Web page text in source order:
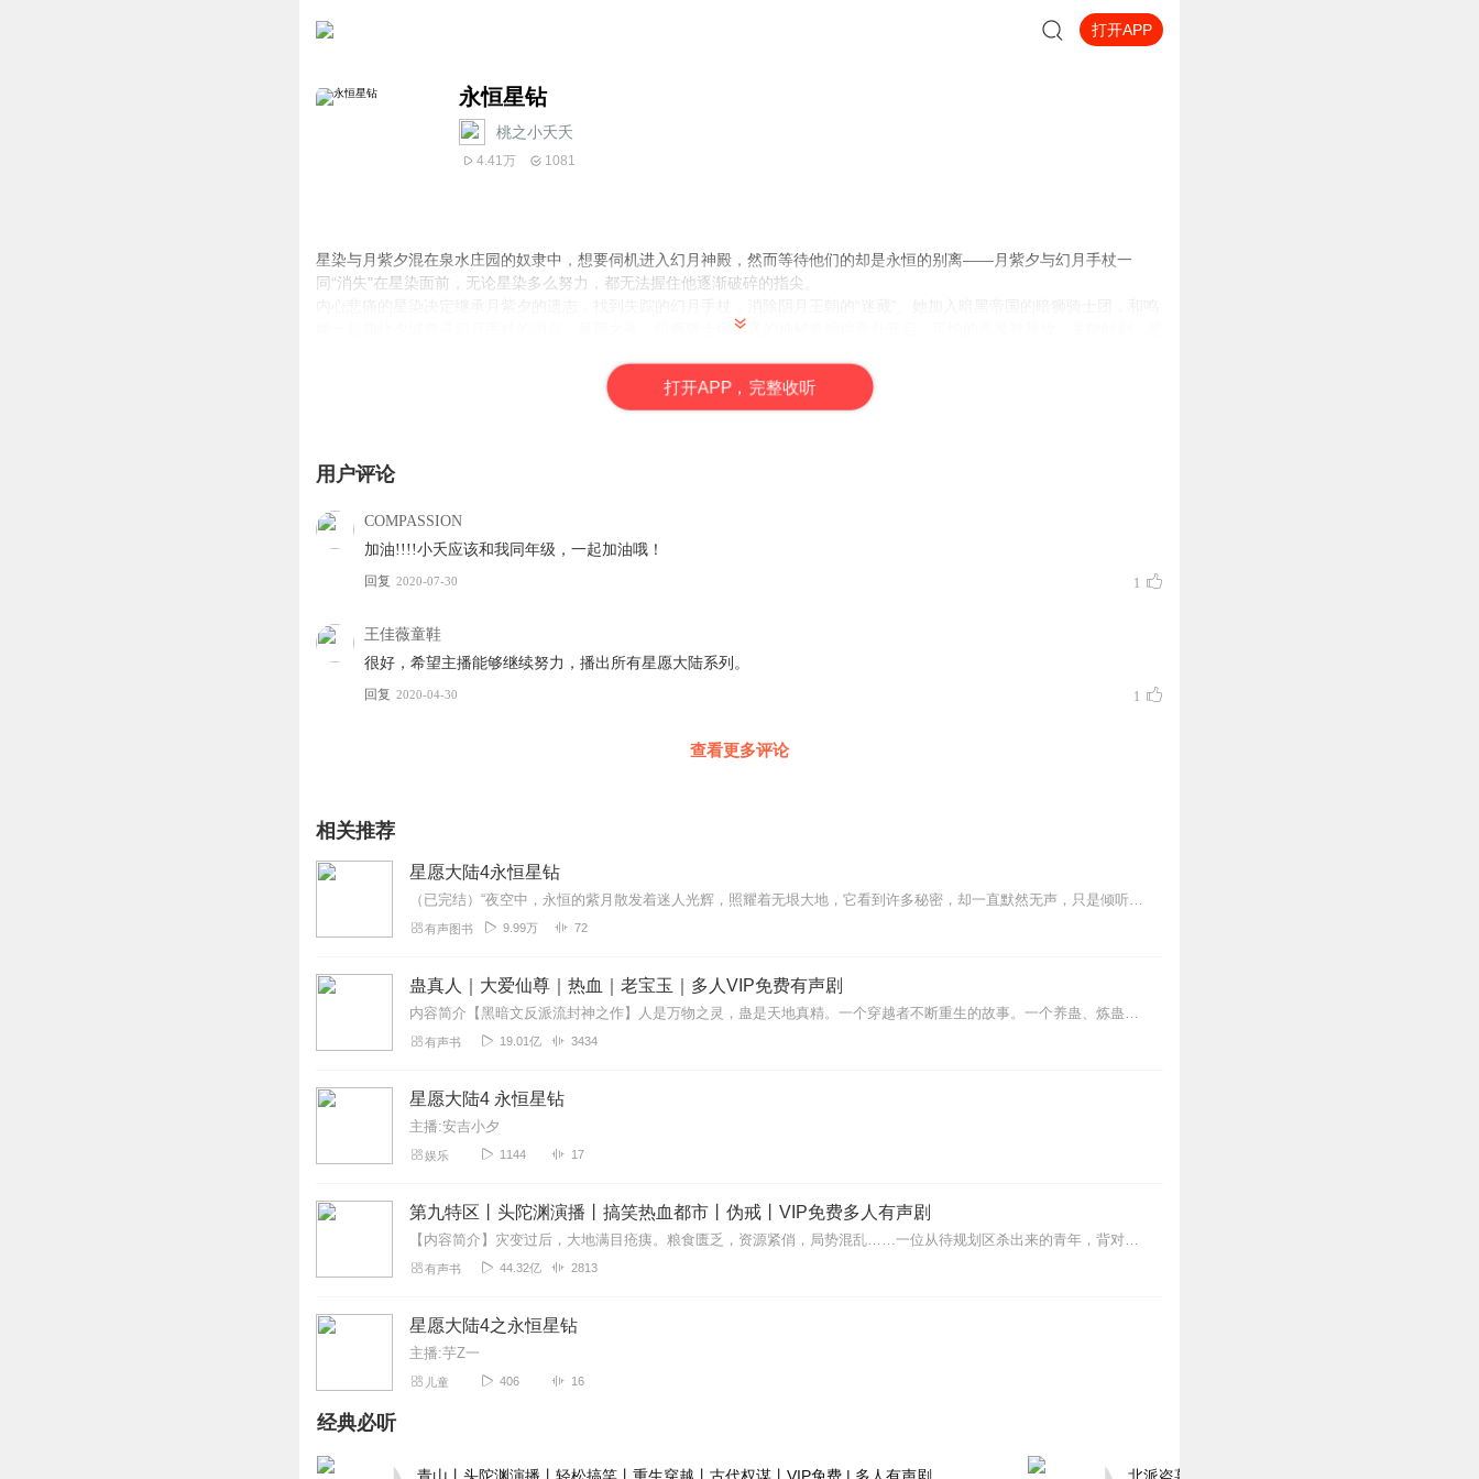
打开APP
永恒星钻
桃之小夭夭
4.41万 1081
星染与月紫夕混在泉水庄园的奴隶中，想要伺机进入幻月神殿，然而等待他们的却是永恒的别离——月紫夕与幻月手杖一
同“消失"在星染面前，无论星染多么努力，都无法握住他逐渐破碎的指尖。
幽一起前往夕城查寻幻月手杖的消息。暴雨之夜，暗狮骑士团运送的神秘青铜棺意外开启，可怕的恶魔被释放。关键时刻，星
神秘青铜棺原本是黑暗王子“夜”为父王准备的生辰贺礼，夜王子因此在整个暗黑帝国通缉星染，在每一座城市都贴出了星染的
画像。与此同时，陪伴在夜王子身边的深雪，发现这个冷酷的少年心中似乎一直在思念着什么......
打开APP，完整收听
用户评论
COMPASSION
加油!!!!小夭应该和我同年级，一起加油哦！
回复 2020-07-30 1
王佳薇童鞋
很好，希望主播能够继续努力，播出所有星愿大陆系列。
回复 2020-04-30 1
查看更多评论
相关推荐
星愿大陆4永恒星钻
（已完结）“夜空中，永恒的紫月散发着迷人光辉，照耀着无垠大地，它看到许多秘密，却一直默然无声，只是倾听着星辰们的梦呓。”
有声图书 9.99万 72
蛊真人｜大爱仙尊｜热血｜老宝玉｜多人VIP免费有声剧
内容简介【黑暗文反派流封神之作】人是万物之灵，蛊是天地真精。一个穿越者不断重生的故事。一个养蛊、炼蛊、用蛊的奇特世界。配音组（男角色）老宝玉旁白...
有声书 19.01亿 3434
星愿大陆4 永恒星钻
主播:安吉小夕
娱乐 1144 17
第九特区丨头陀渊演播丨搞笑热血都市丨伪戒丨VIP免费多人有声剧
【内容简介】灾变过后，大地满目疮痍。粮食匮乏，资源紧俏，局势混乱……一位从待规划区杀出来的青年，背对着漫天黄沙，孤身来到九区谋生，却不曾想偶然结识三五好友，一念...
有声书 44.32亿 2813
星愿大陆4之永恒星钻
主播:芋Z一
儿童 406 16
经典必听